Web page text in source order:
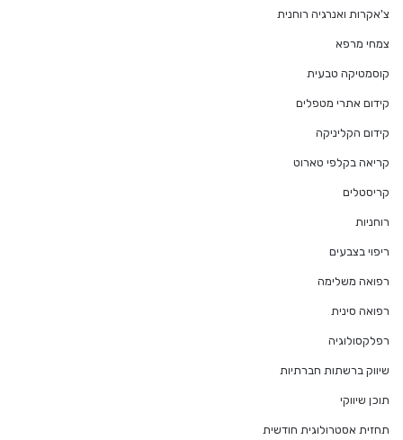
צ'אקרות ואנרגיה רוחנית
צמחי מרפא
קוסמטיקה טבעית
קידום אתרי מטפלים
קידום הקליניקה
קריאה בקלפי טארוט
קריסטלים
רוחניות
ריפוי בצבעים
רפואה משלימה
רפואה סינית
רפלקסולוגיה
שיווק ברשתות חברתיות
תוכן שיווקי
תחזית אסטרולוגית חודשית